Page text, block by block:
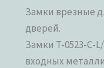
Замки врезные
дверей.
Замки T-0523-C-
входных